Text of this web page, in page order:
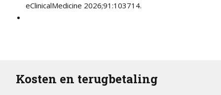
eClinicalMedicine 2026;91:103714.
Kosten en terugbetaling